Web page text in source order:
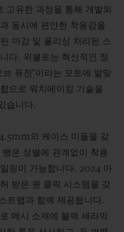
고유한 과정을 통해 개발되
동시에 편안한 착용감을
마감 및 폴리싱 처리된 스
다. 위블로는 혁신적인 정
퓨전"이라는 모토에 발맞
으로 워치메이킹 기술을
습니다.
의 케이스 미들을 갖
은 성별에 관계없이 착용
링이 가능합니다. 2024 아
받은 원 클릭 시스템을 갖
트랩과 함께 제공됩니다.
메시 소재에 블랙 세라믹